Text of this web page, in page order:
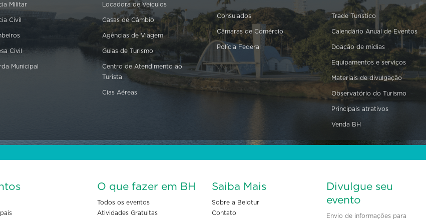
Militar
Civil
Civil
Municipal
Locadora de Veículos
Casas de Câmbio
Agências de Viagem
Guias de Turismo
Centro de Atendimento ao
Turista
Cias Aéreas
Consulados
Câmaras de Comércio
Polícia Federal
Trade Turístico
Calendário Anual de Eventos
Doação de mídias
Equipamentos e serviços
Materiais de divulgação
Observatório do Turismo
Principais atrativos
Venda BH
O que fazer em BH
Todos os eventos
Atividades Gratuitas
Saiba Mais
Sobre a Belotur
Contato
Divulgue seu
evento
Envio de informações para